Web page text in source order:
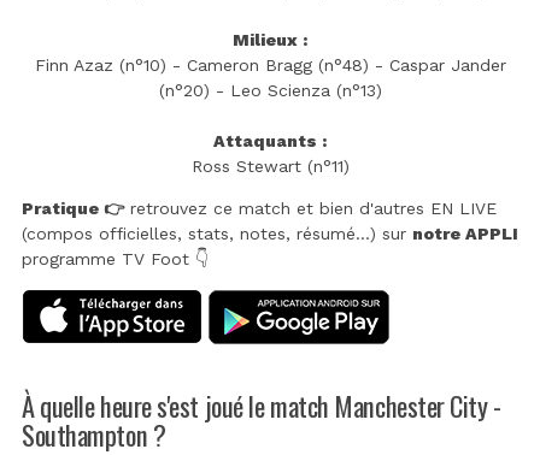
Milieux :
Finn Azaz (n°10) - Cameron Bragg (n°48) - Caspar Jander
(n°20) - Leo Scienza (n°13)
Attaquants :
Ross Stewart (n°11)
Pratique 👉retrouvez ce match et bien d'autres EN LIVE
(compos officielles, stats, notes, résumé...) sur notre APPLI
programme TV Foot 👇
À quelle heure s'est joué le match Manchester City -
Southampton ?